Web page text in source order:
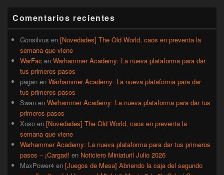
lateral
primaria
Comentarios recientes
Gonsilvus en [Novedades] The Old World, caos en preventa la
semana que viene
WarFac en Warhammer Academy: La nueva plataforma para dar
tus primeros pasos
pagan en Warhammer Academy: La nueva plataforma para dar
tus primeros pasos
Swan en Warhammer Academy: La nueva plataforma para dar tus
primeros pasos
Xoso en [Novedades] The Old World, caos en preventa la
semana que viene
Warhammer Academy: La nueva plataforma para dar tus primeros
pasos – ¡Cargad! en Noticiero Miniaturil Julio 2026
MaxPower4 en [Juegos de Mesa] Abriendo la caja del segundo